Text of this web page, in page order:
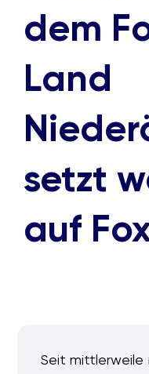
dem
Land
setzt
auf
Seit mittlerweile